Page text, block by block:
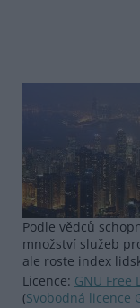
Podle vědců
množství služeb
ale roste index
Licence: GNU Free
(Svobodná licence